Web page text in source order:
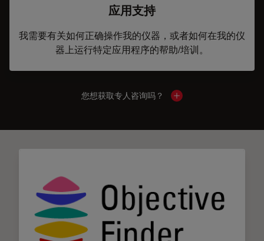
应用支持
我需要有关如何正确操作我的仪器，或者如何在我的仪
器上运行特定应用程序的帮助/培训。
您想获取专人咨询吗？ Show local contacts